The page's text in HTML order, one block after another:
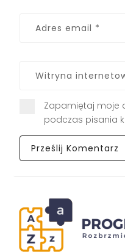
Zapamiętaj moje
podczas pisania